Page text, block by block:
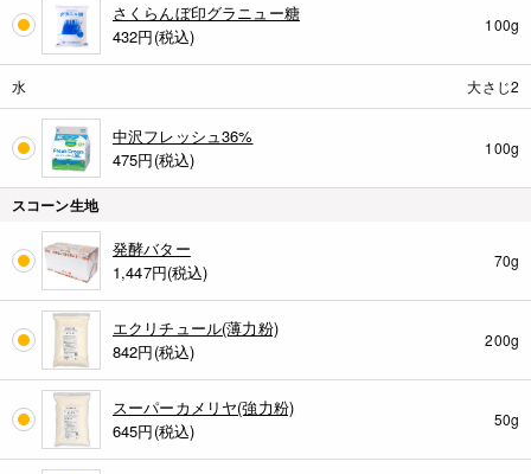
さくらんぼ印グラニュー糖
432円(税込)
100g
水 大さじ2
中沢フレッシュ36%
475円(税込)
100g
スコーン生地
発酵バター
1,447円(税込)
70g
エクリチュール(薄力粉)
842円(税込)
200g
スーパーカメリヤ(強力粉)
645円(税込)
50g